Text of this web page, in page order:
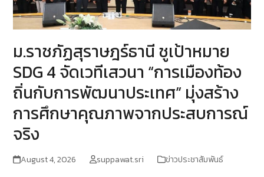
ม.ราชภัฏสุราษฎร์ธานี ชูเป้าหมาย
SDG 4 จัดเวทีเสวนา “การเมืองท้อง
ถิ่นกับการพัฒนาประเทศ” มุ่งสร้าง
การศึกษาคุณภาพจากประสบการณ์
จริง
August 4, 2026 suppawat.sri ข่าวประชาสัมพันธ์